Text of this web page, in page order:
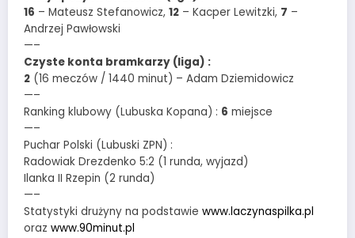
16 – Mateusz Stefanowicz, 12 – Kacper Lewitzki, 7 –
Andrzej Pawłowski
—–
Czyste konta bramkarzy (liga) :
2 (16 meczów / 1440 minut) – Adam Dziemidowicz
—–
Ranking klubowy (Lubuska Kopana) : 6 miejsce
—–
Puchar Polski (Lubuski ZPN) :
Radowiak Drezdenko 5:2 (1 runda, wyjazd)
Ilanka II Rzepin (2 runda)
—–
Statystyki drużyny na podstawie www.laczynaspilka.pl
oraz www.90minut.pl